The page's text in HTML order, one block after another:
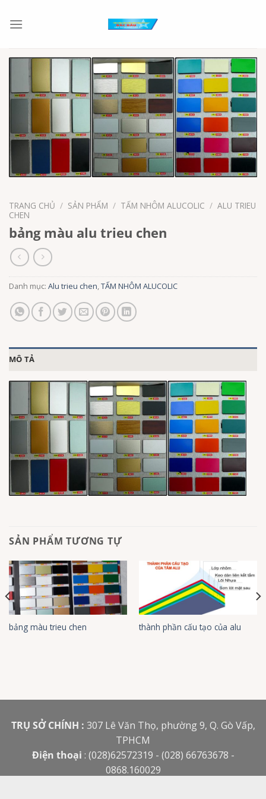
đến
TRANG CHỦ / SẢN PHẨM / TẤM NHÔM ALUCOLIC / ALU TRIEU
CHEN
bảng màu alu trieu chen
Danh mục: Alu trieu chen TẤM NHÔM ALUCOLIC
MÔ TẢ
SẢN PHẨM TƯƠNG TỰ
bảng màu trieu chen thành phần cấu tạo của alu
TRỤ SỞ CHÍNH : 307 Lê Văn Thọ, phường 9, Q. Gò Vấp,
TPHCM
Điện thoại : (028)62572319 - (028) 66763678 -
0868.160029